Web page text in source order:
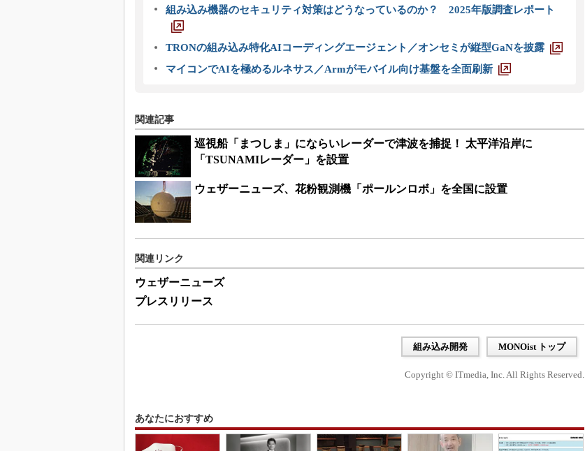
組み込み機器のセキュリティ対策はどうなっているのか？ 2025年版調査レポート
TRONの組み込み特化AIコーディングエージェント／オンセミが縦型GaNを披露
マイコンでAIを極めるルネサス／Armがモバイル向け基盤を全面刷新
関連記事
巡視船「まつしま」にならいレーダーで津波を捕捉！ 太平洋沿岸に
「TSUNAMIレーダー」を設置
ウェザーニューズ、花粉観測機「ポールンロボ」を全国に設置
関連リンク
ウェザーニューズ
プレスリリース
組み込み開発 MONOist トップ
Copyright © ITmedia, Inc. All Rights Reserved.
あなたにおすすめ